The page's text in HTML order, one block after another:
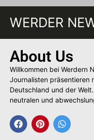
WERDER
About Us
Willkommen bei Werdern
Journalisten präsentieren
Deutschland und der
neutralen und